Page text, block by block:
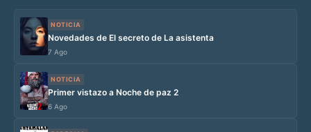
NOTICIA
Novedades de El secreto de La asistenta
7 Ago
NOTICIA
Primer vistazo a Noche de paz 2
6 Ago